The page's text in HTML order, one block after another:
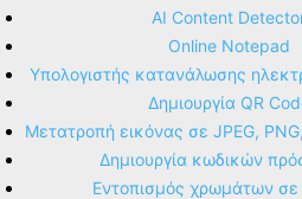
AI Content
Online Notepad
Υπολογιστής κατανάλωσης
Δημιουργία QR
Μετατροπή εικόνας σε JPEG,
Δημιουργία κωδικών
Εντοπισμός χρωμάτων σε